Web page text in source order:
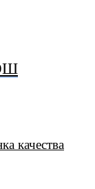
качества